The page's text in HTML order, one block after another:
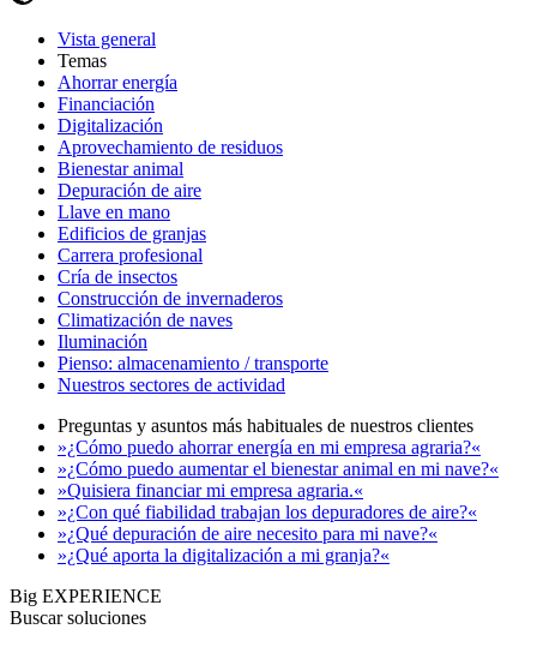
Vista general
Temas
Ahorrar energía
Financiación
Digitalización
Aprovechamiento de residuos
Bienestar animal
Depuración de aire
Llave en mano
Edificios de granjas
Carrera profesional
Cría de insectos
Construcción de invernaderos
Climatización de naves
Iluminación
Pienso: almacenamiento / transporte
Nuestros sectores de actividad
Preguntas y asuntos más habituales de nuestros clientes
»¿Cómo puedo ahorrar energía en mi empresa agraria?«
»¿Cómo puedo aumentar el bienestar animal en mi nave?«
»Quisiera financiar mi empresa agraria.«
»¿Con qué fiabilidad trabajan los depuradores de aire?«
»¿Qué depuración de aire necesito para mi nave?«
»¿Qué aporta la digitalización a mi granja?«
Big EXPERIENCE
Buscar soluciones